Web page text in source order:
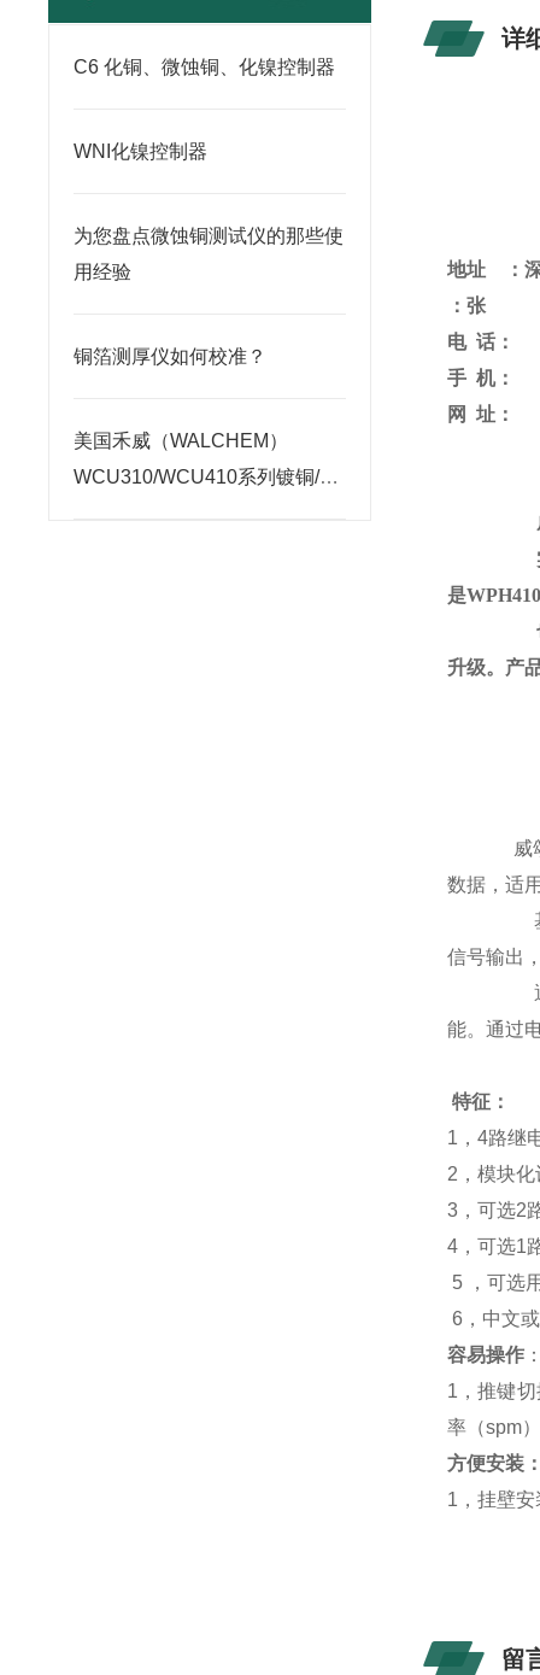
C6 化铜、微蚀铜、化镍控制器
WNI化镍控制器
为您盘点微蚀铜测试仪的那些使
用经验
铜箔测厚仪如何校准？
美国禾威（WALCHEM）
WCU310/WCU410系列镀铜/蚀
详
地址 ：深
：张
电 话：
手 机：
网
址：
是
升级。产
威
数据，适
信号输出
能。通过
特征：
1 ，4路继
2 ，模块
3 ，可选2
4 ，可选1
5
，可选
6 ，中文
容易操作
1 ，推键
率（spm
方便安装
1 ，挂壁
留